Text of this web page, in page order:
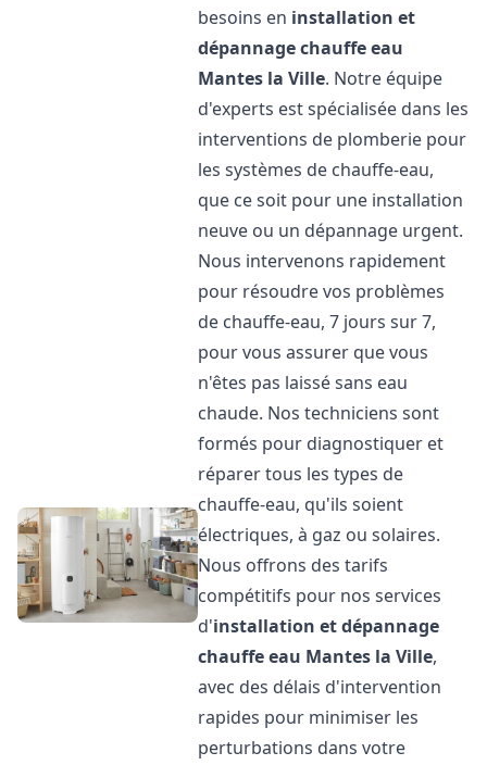
besoins en installation et
dépannage chauffe eau
Mantes la Ville. Notre équipe
d'experts est spécialisée dans les
interventions de plomberie pour
les systèmes de chauffe-eau,
que ce soit pour une installation
neuve ou un dépannage urgent.
Nous intervenons rapidement
pour résoudre vos problèmes
de chauffe-eau, 7 jours sur 7,
pour vous assurer que vous
n'êtes pas laissé sans eau
chaude. Nos techniciens sont
formés pour diagnostiquer et
réparer tous les types de
chauffe-eau, qu'ils soient
électriques, à gaz ou solaires.
Nous offrons des tarifs
compétitifs pour nos services
d'installation et dépannage
chauffe eau Mantes la Ville,
avec des délais d'intervention
rapides pour minimiser les
perturbations dans votre